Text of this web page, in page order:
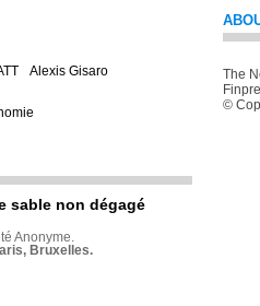
Alexis Gisaro
sable non dégagé
Anonyme.
Bruxelles.
The
©